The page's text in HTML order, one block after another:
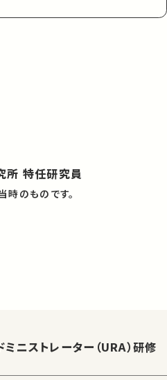
所 特任研究員
のものです。
ミニストレーター（URA）研修